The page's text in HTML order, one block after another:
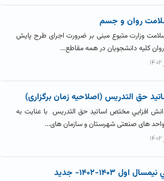
روان و جسم
وزارت متبوع مبنی بر ضرورت اجرای طرح پایش
کلیه دانشجویان در همه مقاطع...
حق التدریس (اصلاحیه زمان برگزاری)
افزايي مختص اساتيد حق التدريس با عنایت به
های صنعتی شهرستان و سازمان های...
۱۴۰۳-۱۴۰۲- جديد